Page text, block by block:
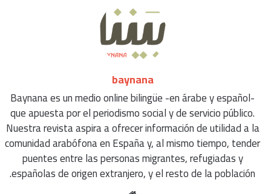
baynana
Baynana es un medio online bilingüe -en árabe y español-
que apuesta por el periodismo social y de servicio público.
Nuestra revista aspira a ofrecer información de utilidad a la
comunidad arabófona en España y, al mismo tiempo, tender
puentes entre las personas migrantes, refugiadas y
españolas de origen extranjero, y el resto de la población.